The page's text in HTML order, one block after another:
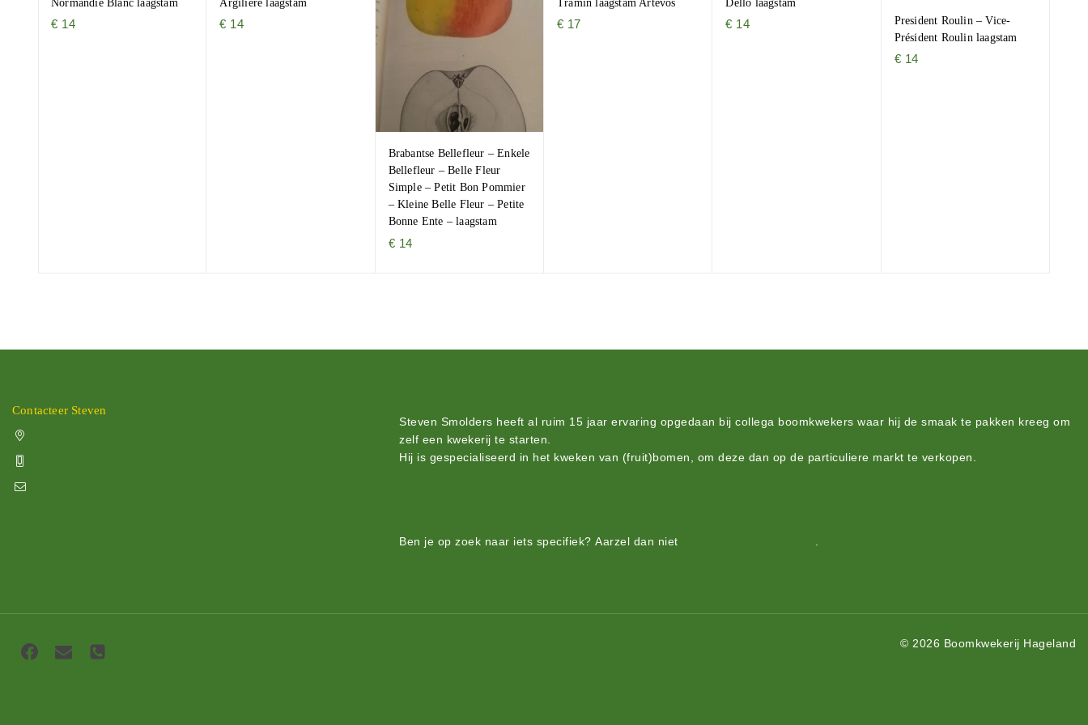
Normandie Blanc laagstam
€ 14
Argiliere laagstam
€ 14
Brabantse Bellefleur – Enkele
Bellefleur – Belle Fleur
Simple – Petit Bon Pommier
– Kleine Belle Fleur – Petite
Bonne Ente – laagstam
€ 14
Tramin laagstam Artevos
€ 17
Dello laagstam
€ 14
President Roulin – Vice-
Président Roulin laagstam
€ 14
Contacteer Steven
Steven Smolders heeft al ruim 15 jaar ervaring opgedaan bij collega boomkwekers waar hij de smaak te pakken kreeg om
zelf een kwekerij te starten.
Hij is gespecialiseerd in het kweken van (fruit)bomen, om deze dan op de particuliere markt te verkopen.
Ben je op zoek naar iets specifiek? Aarzel dan niet
© 2026 Boomkwekerij Hageland